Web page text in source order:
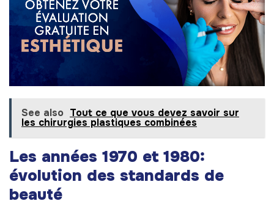
See also Tout ce que vous devez savoir sur
les chirurgies plastiques combinées
Les années 1970 et 1980:
évolution des standards de
beauté